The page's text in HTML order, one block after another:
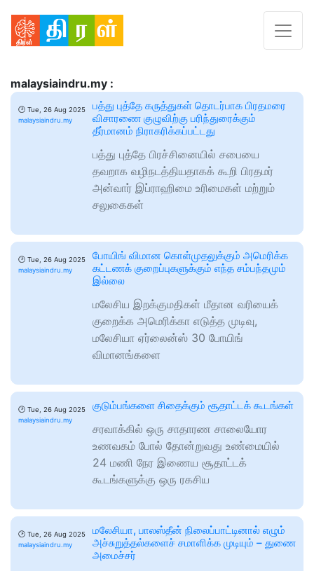
malaysiaindru.my :
🕑 Tue, 26 Aug 2025
malaysiaindru.my
பத்து புத்தே கருத்துகள் தொடர்பாக பிரதமரை
விசாரணை குழுவிற்கு பரிந்துரைக்கும்
தீர்மானம் நிராகரிக்கப்பட்டது
பத்து புத்தே பிரச்சினையில் சபையை
தவறாக வழிநடத்தியதாகக் கூறி பிரதமர்
அன்வார் இப்ராஹிமை உரிமைகள் மற்றும்
சலுகைகள்
🕑 Tue, 26 Aug 2025
malaysiaindru.my
போயிங் விமான கொள்முதலுக்கும் அமெரிக்க
கட்டணக் குறைப்புகளுக்கும் எந்த சம்பந்தமும்
இல்லை
மலேசிய இறக்குமதிகள் மீதான வரியைக்
குறைக்க அமெரிக்கா எடுத்த முடிவு,
மலேசியா ஏர்லைன்ஸ் 30 போயிங்
விமானங்களை
🕑 Tue, 26 Aug 2025
malaysiaindru.my
குடும்பங்களை சிதைக்கும் சூதாட்டக் கூடங்கள்
சரவாக்கில் ஒரு சாதாரண சாலையோர
உணவகம் போல் தோன்றுவது உண்மையில்
24 மணி நேர இணைய சூதாட்டக்
கூடங்களுக்கு ஒரு ரகசிய
🕑 Tue, 26 Aug 2025
malaysiaindru.my
மலேசியா, பாலஸ்தீன் நிலைப்பாட்டினால் எழும்
அச்சுறுத்தல்களைச் சமாளிக்க முடியும் – துணை
அமைச்சர்